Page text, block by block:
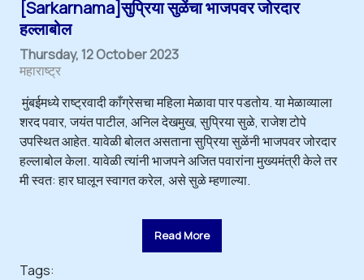
[Sarkarnama]सुप्रिया सुळेंचा भाजपवर जोरदार
हल्लाबोल
Thursday, 12 October 2023
महाराष्ट्र
मुंबईमध्ये राष्ट्रवादी काँग्रेसचा महिला मेळावा पार पडतोय. या मेळाव्याला
शरद पवार, जयंत पाटील, अनिल देखमुख, सुप्रिया सुळे, राजेश टोपे
उपस्थित आहेत. यावेळी बोलत असताना सुप्रिया सुळेंनी भाजपवर जोरदार
हल्लाबोल केला. यावेळी त्यांनी भाजपने अजित पवारांना मुख्यमंत्री केले तर
मी स्वत: हार घालून स्वागत करेल, असे सुळे म्हणाल्या.
Read More
Tags: